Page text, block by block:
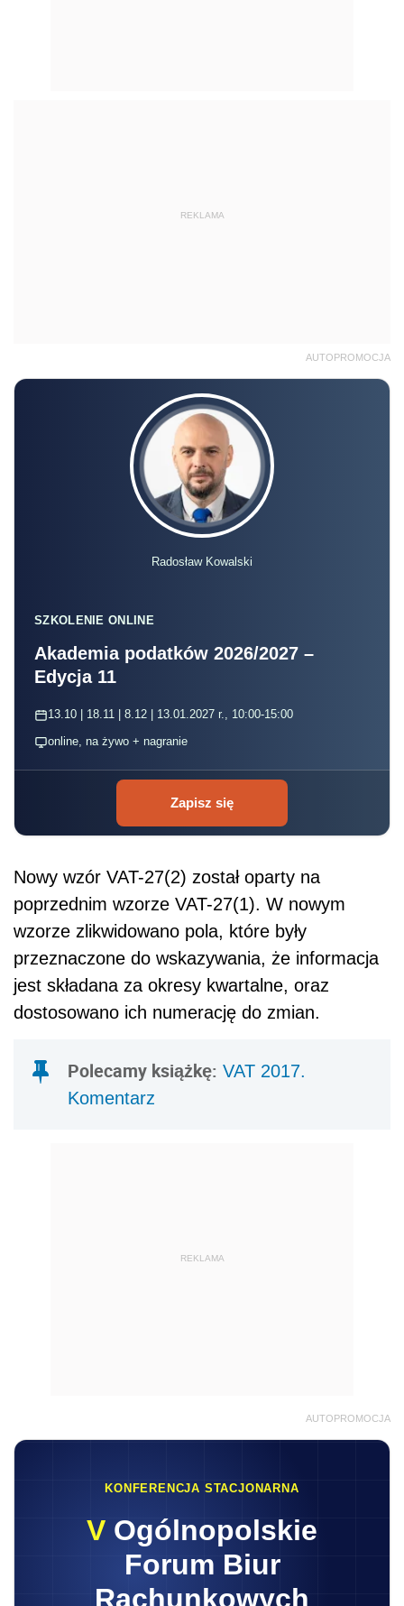
REKLAMA
AUTOPROMOCJA
Radosław Kowalski
SZKOLENIE ONLINE
Akademia podatków 2026/2027 –
Edycja 11
13.10 | 18.11 | 8.12 | 13.01.2027 r., 10:00-15:00
online, na żywo + nagranie
Zapisz się
Nowy wzór VAT-27(2) został oparty na
poprzednim wzorze VAT-27(1). W nowym
wzorze zlikwidowano pola, które były
przeznaczone do wskazywania, że informacja
jest składana za okresy kwartalne, oraz
dostosowano ich numerację do zmian.
Polecamy książkę: VAT 2017.
Komentarz
REKLAMA
AUTOPROMOCJA
KONFERENCJA STACJONARNA
V Ogólnopolskie
Forum Biur
Rachunkowych